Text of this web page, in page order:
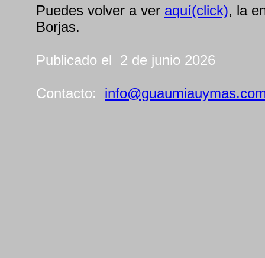
Puedes volver a ver aquí(click), la
Borjas.
Publicado el 2 de junio 2026
Contacto: